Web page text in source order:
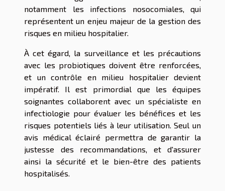
notamment les infections nosocomiales, qui
représentent un enjeu majeur de la gestion des
risques en milieu hospitalier.
À cet égard, la surveillance et les précautions
avec les probiotiques doivent être renforcées,
et un contrôle en milieu hospitalier devient
impératif. Il est primordial que les équipes
soignantes collaborent avec un spécialiste en
infectiologie pour évaluer les bénéfices et les
risques potentiels liés à leur utilisation. Seul un
avis médical éclairé permettra de garantir la
justesse des recommandations, et d'assurer
ainsi la sécurité et le bien-être des patients
hospitalisés.